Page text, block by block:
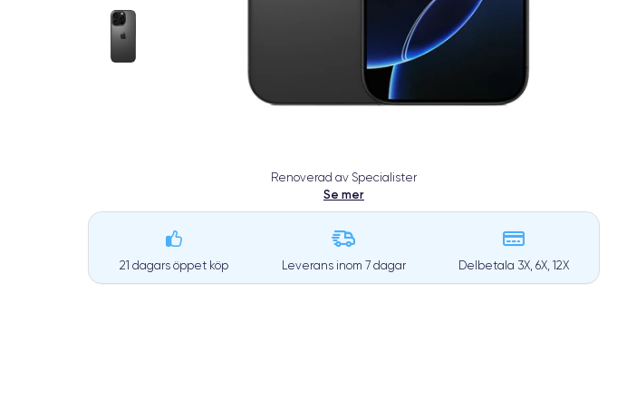
Renoverad av Specialister
Se mer
21 dagars öppet köp Leverans inom 7 dagar Delbetala 3X, 6X, 12X